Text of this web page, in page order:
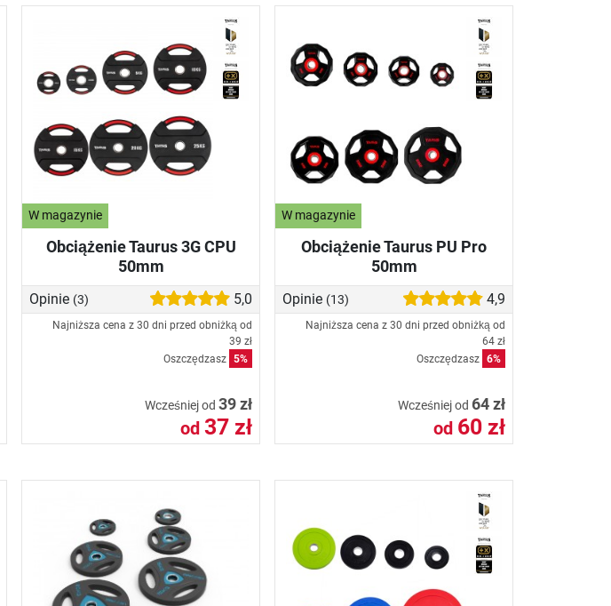
W magazynie
Obciążenie Taurus 3G CPU
50mm
Opinie (3) 5,0
Najniższa cena z 30 dni przed obniżką od
39 zł
Oszczędzasz 5%
Wcześniej od 39 zł
od 37 zł
W magazynie
Obciążenie Taurus PU Pro
50mm
Opinie (13) 4,9
Najniższa cena z 30 dni przed obniżką od
64 zł
Oszczędzasz 6%
Wcześniej od 64 zł
od 60 zł